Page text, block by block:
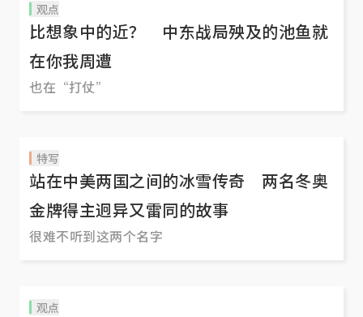
观点
比想象中的近？ 中东战局殃及的池鱼就
在你我周遭
也在“打仗”
特写
站在中美两国之间的冰雪传奇 两名冬奥
金牌得主迥异又雷同的故事
很难不听到这两个名字
观点